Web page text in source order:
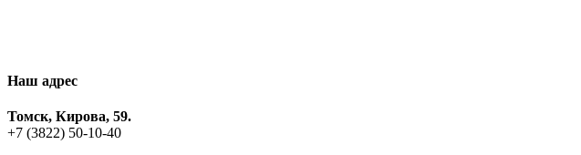
Наш адрес
Томск, Кирова, 59.
+7 (3822) 50-10-40